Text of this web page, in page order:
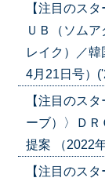
【注目のス
ＵＢ（ソム
レイク）／
4月21日号）
【注目のス
ーブ）〉Ｄ
提案 （2022
【注目のス